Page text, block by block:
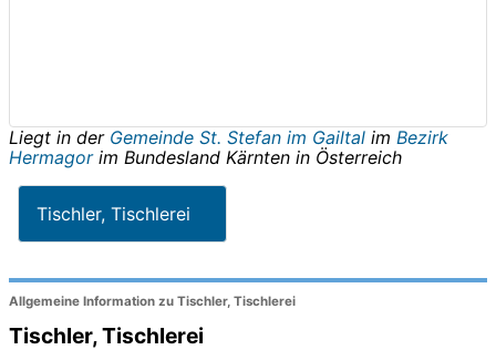
Liegt in der Gemeinde St. Stefan im Gailtal im Bezirk
Hermagorim Bundesland Kärnten in Österreich
Tischler, Tischlerei
Allgemeine Information zu Tischler, Tischlerei
Tischler, Tischlerei